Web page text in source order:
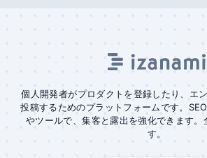
個人開発者がプロダクトを登録したり、エ
投稿するためのプラットフォームです。
やツールで、集客と露出を強化できます。
す。